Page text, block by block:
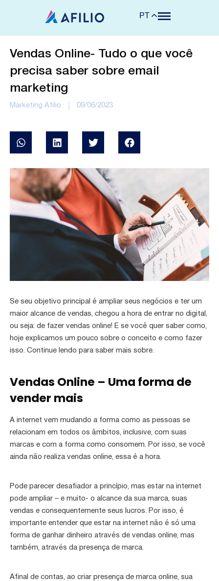
PT
Vendas Online- Tudo o que você
precisa saber sobre email
marketing
Marketing Afilio 09/06/2023
Se seu objetivo principal é ampliar seus negócios e ter um
maior alcance de vendas, chegou a hora de entrar no digital,
ou seja: de fazer vendas online! E se você quer saber como,
hoje explicamos um pouco sobre o conceito e como fazer
isso. Continue lendo para saber mais sobre.
Vendas Online – Uma forma de
vender mais
A internet vem mudando a forma como as pessoas se
relacionam em todos os âmbitos, inclusive, com suas
marcas e com a forma como consomem. Por isso, se você
ainda não realiza vendas online, essa é a hora.
Pode parecer desafiador a princípio, mas estar na internet
pode ampliar – e muito- o alcance da sua marca, suas
vendas e consequentemente seus lucros. Por isso, é
importante entender que estar na internet não é só uma
forma de ganhar dinheiro através de vendas online, mas
também, através da presença de marca.
Afinal de contas, ao criar presença de marca online, sua